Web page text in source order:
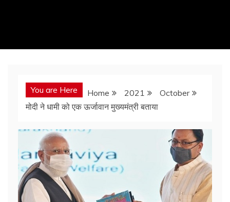
You are Here Home 2021
October
मोदी ने धामी को एक ऊर्जावान मुख्यमंत्री बताया